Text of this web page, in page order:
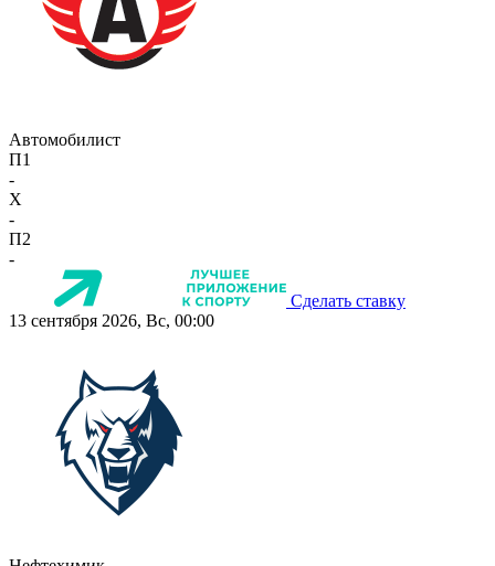
Автомобилист
П1
-
X
-
П2
-
Сделать ставку
13 сентября 2026, Вс, 00:00